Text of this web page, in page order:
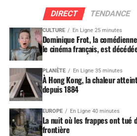
DIRECT TENDANCE
CULTURE En Ligne 25 minutes
Dominique Frot, la
le cinéma français, est
PLANÈTE En Ligne 35 minutes
À Hong Kong, la chaleur
depuis 1884
EUROPE En Ligne 40 minutes
La nuit où les frappes ont tué
frontière